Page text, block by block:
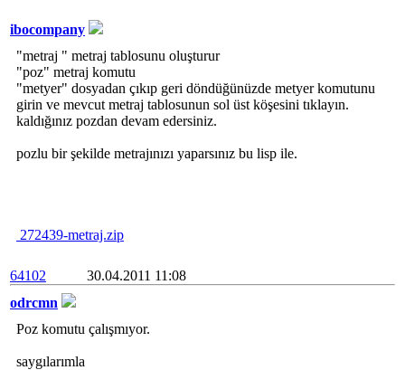
ibocompany
"metraj " metraj tablosunu oluşturur
"poz" metraj komutu
"metyer" dosyadan çıkıp geri döndüğünüzde metyer komutunu
girin ve mevcut metraj tablosunun sol üst köşesini tıklayın.
kaldığınız pozdan devam edersiniz.
pozlu bir şekilde metrajınızı yaparsınız bu lisp ile.
272439-metraj.zip
64102
30.04.2011 11:08
odrcmn
Poz komutu çalışmıyor.
saygılarımla